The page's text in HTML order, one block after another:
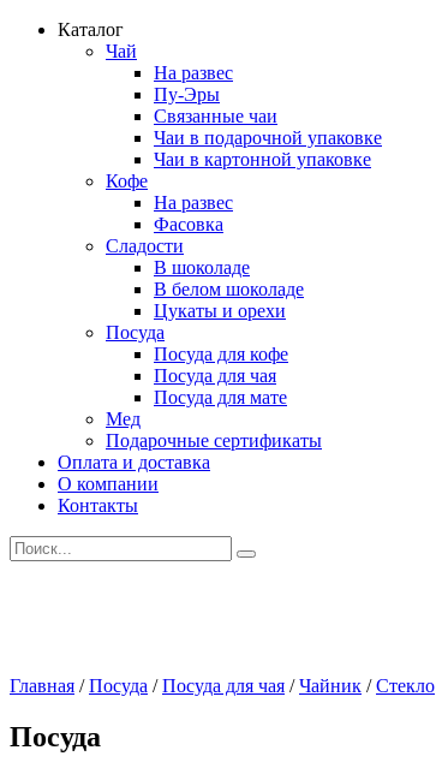
Каталог
Чай
На развес
Пу-Эры
Связанные чаи
Чаи в подарочной упаковке
Чаи в картонной упаковке
Кофе
На развес
Фасовка
Сладости
В шоколаде
В белом шоколаде
Цукаты и орехи
Посуда
Посуда для кофе
Посуда для чая
Посуда для мате
Мед
Подарочные сертификаты
Оплата и доставка
О компании
Контакты
Искать:
Главная /Посуда /Посуда для чая /Чайник /Стекло
Посуда